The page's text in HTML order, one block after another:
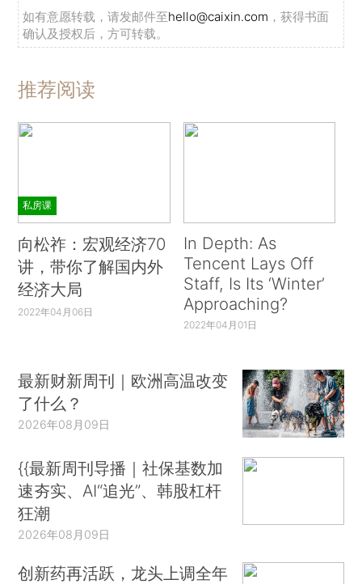
如有意愿转载，请发邮件至hello@caixin.com ，获得书面
确认及授权后，方可转载。
推荐阅读
私房课
向松祚：宏观经济70
讲，带你了解国内外
经济大局
2022年04月06日
In Depth: As
Tencent Lays Off
Staff, Is Its ‘Winter’
Approaching?
2022年04月01日
最新财新周刊｜欧洲高温改变
了什么？
2026年08月09日
{{最新周刊导播｜社保基数加
速夯实、AI“追光”、韩股杠杆
狂潮
2026年08月09日
创新药再活跃，龙头上调全年